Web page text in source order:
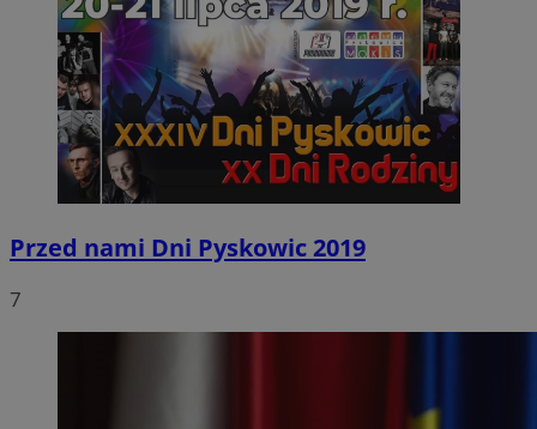
Przed nami Dni Pyskowic 2019
7